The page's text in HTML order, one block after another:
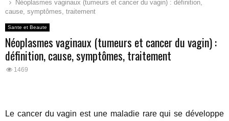
Néoplasmes vaginaux (tumeurs et cancer du vagin) : définition,
cause, symptômes, traitement
Sante et Beaute
Néoplasmes vaginaux (tumeurs et cancer du vagin) :
définition, cause, symptômes, traitement
1469
Le cancer du vagin est une maladie rare qui se développe